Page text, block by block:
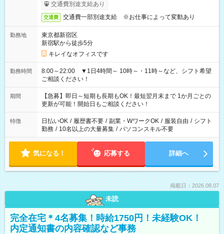
交通費別途支給あり
交通費 交通費一部別途支給 ※お仕事によって変動あり
勤務地
東京都新宿区
新宿駅から徒歩5分
キレイなオフィスです
勤務時間
8:00～22:00 ▼1日4時間～ 10時～・11時～など、シフト希望
ご相談ください！
期間
【急募】即日～短期も長期もOK！最短翌月末まで 1か月ごとの
更新が可能！開始日もご相談ください！
特徴 日払いOK / 履歴書不要 / 副業・WワークOK / 服装自由 / シフト
勤務 / 10名以上の大量募集 / パソコンスキル不要
気になる！ 応募する 詳細へ
掲載日：2026.08.07
未読
完全在宅＊4名募集！時給1750円！未経験OK！
内定通知書の内容確認など事務